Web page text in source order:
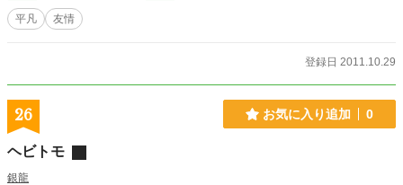
平凡 友情
登録日 2011.10.29
26 お気に入り追加 0
ヘビトモ
銀龍